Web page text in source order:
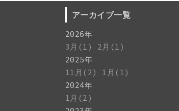
アーカイブ一覧
2026年
3月(1)
2月(1)
2025年
11月(2)
1月(1)
2024年
1月(2)